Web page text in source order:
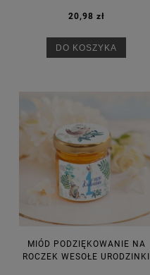
20,98 zł
DO KOSZYKA
MIÓD PODZIĘKOWANIE NA
ROCZEK WESOŁE URODZINKI